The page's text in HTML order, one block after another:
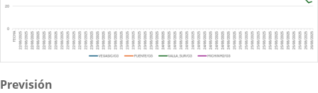
Previsión